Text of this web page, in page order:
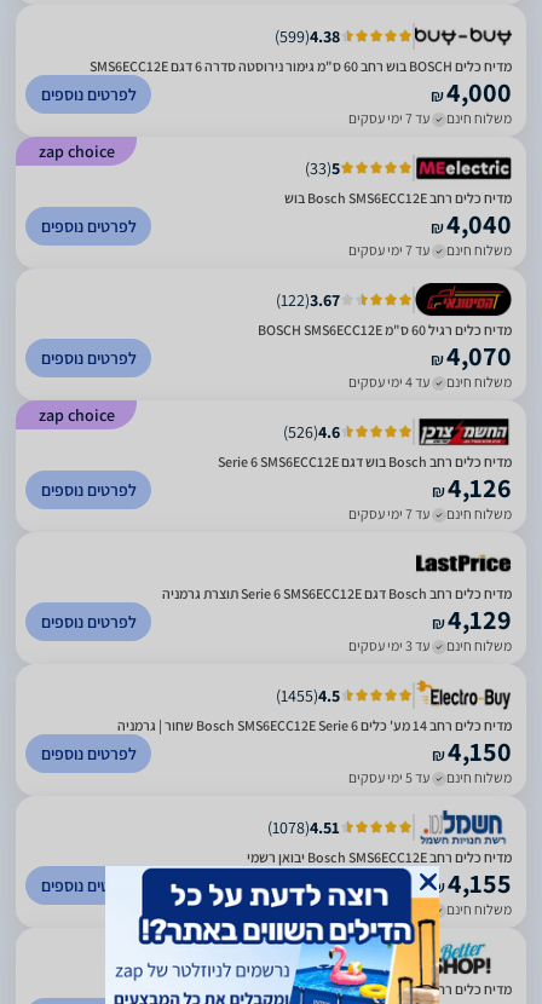
4.38
(
599
)
מדיח כלים BOSCH בוש ‏רחב 60 ס"מ גימור נירוסטה סדרה 6 דגם SMS6ECC12E
₪4,000
משלוח חינם עד 7 ימי עסקים
לפרטים נוספים
zap choice
5
(
33
)
מדיח כלים ‏רחב Bosch SMS6ECC12E בוש
₪4,040
משלוח חינם עד 7 ימי עסקים
לפרטים נוספים
3.67
(
122
)
מדיח כלים רגיל ‏60 ס"מ ⁦BOSCH SMS6ECC12E⁩
₪4,070
משלוח חינם עד 4 ימי עסקים
לפרטים נוספים
zap choice
4.6
(
526
)
מדיח כלים רחב Bosch בוש דגם Serie 6 SMS6ECC12E
₪4,126
משלוח חינם עד 7 ימי עסקים
לפרטים נוספים
מדיח כלים רחב Bosch דגם Serie 6 SMS6ECC12E תוצרת גרמניה
₪4,129
משלוח חינם עד 3 ימי עסקים
לפרטים נוספים
4.5
(
1455
)
מדיח כלים רחב 14 מע' כלים Bosch SMS6ECC12E Serie 6 שחור | גרמניה
₪4,150
משלוח חינם עד 5 ימי עסקים
לפרטים נוספים
4.51
(
1078
)
מדיח כלים ‏רחב Bosch SMS6ECC12E יבואן רשמי
₪4,155
משלוח חינם
לפרטים נוספים
5
(
924
מדיח כלים רחב Bosch SMS6ECC12E בוש נירוסטה מושחרת תוצרת גרמניה